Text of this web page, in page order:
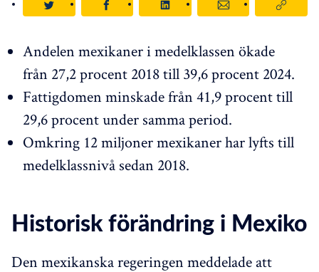
Andelen mexikaner i medelklassen ökade
från 27,2 procent 2018 till 39,6 procent 2024.
Fattigdomen minskade från 41,9 procent till
29,6 procent under samma period.
Omkring 12 miljoner mexikaner har lyfts till
medelklassnivå sedan 2018.
Historisk förändring i Mexiko
Den mexikanska regeringen meddelade att